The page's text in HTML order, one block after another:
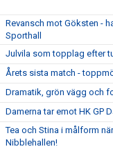
Revansch mot Göksten -
Sporthall
Julvila som topplag efter
Årets sista match -
Dramatik, grön vägg och
Damerna tar emot HK GP
Tea och Stina i målform
Nibblehallen!